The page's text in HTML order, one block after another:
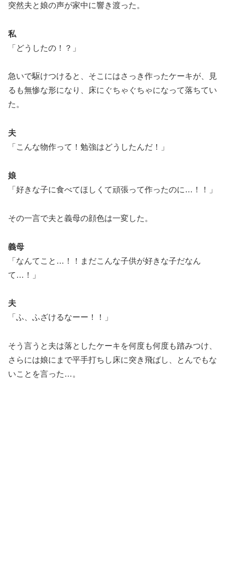
突然夫と娘の声が家中に響き渡った。
私
「どうしたの！？」
急いで駆けつけると、そこにはさっき作ったケーキが、見
るも無惨な形になり、床にぐちゃぐちゃになって落ちてい
た。
夫
「こんな物作って！勉強はどうしたんだ！」
娘
「好きな子に食べてほしくて頑張って作ったのに…！！」
その一言で夫と義母の顔色は一変した。
義母
「なんてこと…！！まだこんな子供が好きな子だなん
て…！」
夫
「ふ、ふざけるなーー！！」
そう言うと夫は落としたケーキを何度も何度も踏みつけ、
さらには娘にまで平手打ちし床に突き飛ばし、とんでもな
いことを言った…。